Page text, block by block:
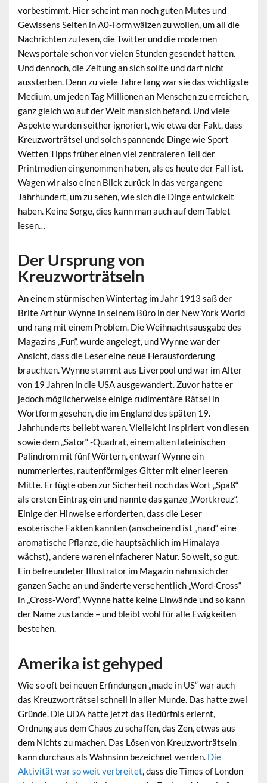
vorbestimmt. Hier scheint man noch guten Mutes und
Gewissens Seiten in A0-Form wälzen zu wollen, um all die
Nachrichten zu lesen, die Twitter und die modernen
Newsportale schon vor vielen Stunden gesendet hatten.
Und dennoch, die Zeitung an sich sollte und darf nicht
aussterben. Denn zu viele Jahre lang war sie das wichtigste
Medium, um jeden Tag Millionen an Menschen zu erreichen,
ganz gleich wo auf der Welt man sich befand. Und viele
Aspekte wurden seither ignoriert, wie etwa der Fakt, dass
Kreuzworträtsel und solch spannende Dinge wie Sport
Wetten Tipps früher einen viel zentraleren Teil der
Printmedien eingenommen haben, als es heute der Fall ist.
Wagen wir also einen Blick zurück in das vergangene
Jahrhundert, um zu sehen, wie sich die Dinge entwickelt
haben. Keine Sorge, dies kann man auch auf dem Tablet
lesen…
Der Ursprung von
Kreuzworträtseln
An einem stürmischen Wintertag im Jahr 1913 saß der
Brite Arthur Wynne in seinem Büro in der New York World
und rang mit einem Problem. Die Weihnachtsausgabe des
Magazins „Fun“, wurde angelegt, und Wynne war der
Ansicht, dass die Leser eine neue Herausforderung
brauchten. Wynne stammt aus Liverpool und war im Alter
von 19 Jahren in die USA ausgewandert. Zuvor hatte er
jedoch möglicherweise einige rudimentäre Rätsel in
Wortform gesehen, die im England des späten 19.
Jahrhunderts beliebt waren. Vielleicht inspiriert von diesen
sowie dem „Sator“ -Quadrat, einem alten lateinischen
Palindrom mit fünf Wörtern, entwarf Wynne ein
nummeriertes, rautenförmiges Gitter mit einer leeren
Mitte. Er fügte oben zur Sicherheit noch das Wort „Spaß“
als ersten Eintrag ein und nannte das ganze „Wortkreuz“.
Einige der Hinweise erforderten, dass die Leser
esoterische Fakten kannten (anscheinend ist „nard“ eine
aromatische Pflanze, die hauptsächlich im Himalaya
wächst), andere waren einfacherer Natur. So weit, so gut.
Ein befreundeter Illustrator im Magazin nahm sich der
ganzen Sache an und änderte versehentlich „Word-Cross“
in „Cross-Word“. Wynne hatte keine Einwände und so kann
der Name zustande – und bleibt wohl für alle Ewigkeiten
bestehen.
Amerika ist gehyped
Wie so oft bei neuen Erfindungen „made in US“ war auch
das Kreuzworträtsel schnell in aller Munde. Das hatte zwei
Gründe. Die UDA hatte jetzt das Bedürfnis erlernt,
Ordnung aus dem Chaos zu schaffen, das Zen, etwas aus
dem Nichts zu machen. Das Lösen von Kreuzworträtseln
kann durchaus als Wahnsinn bezeichnet werden. Die
Aktivität war so weit verbreitet, dass die Times of London